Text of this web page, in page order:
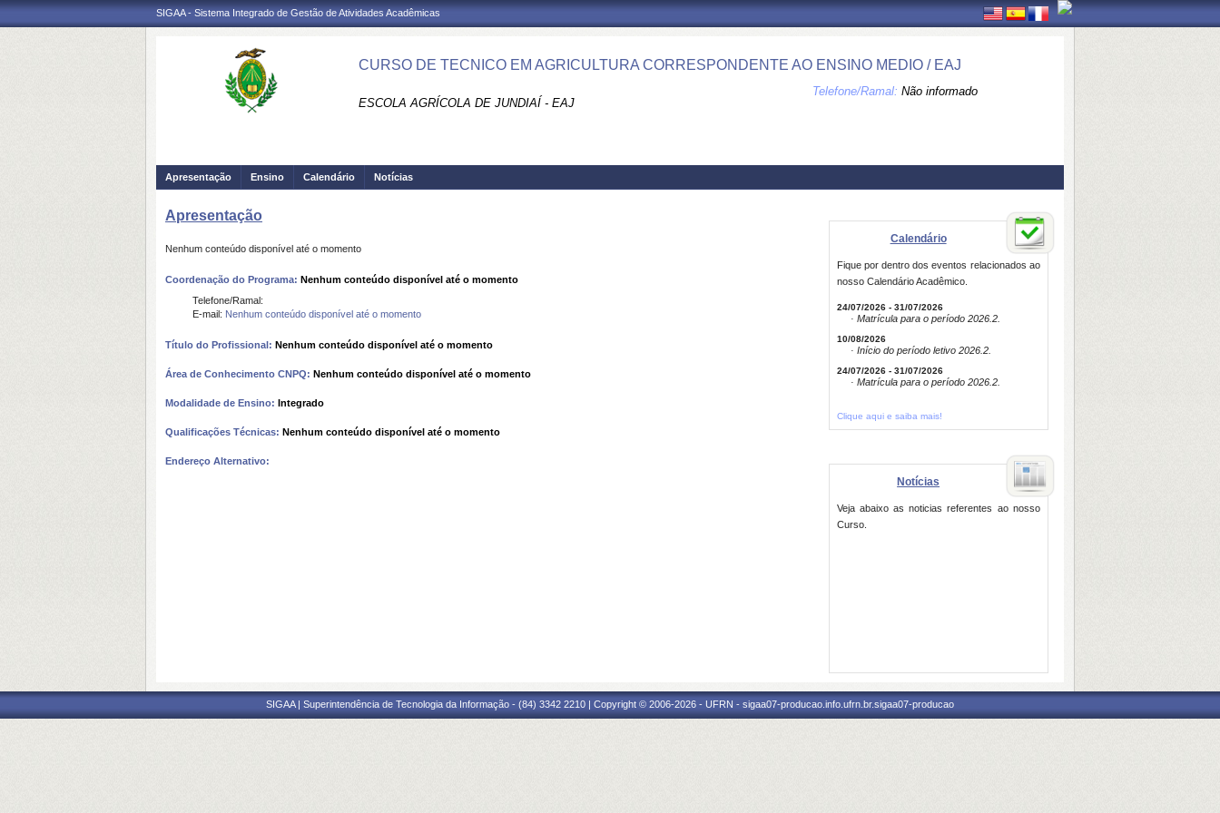
SIGAA - Sistema Integrado de Gestão de Atividades Acadêmicas
CURSO DE TECNICO EM AGRICULTURA CORRESPONDENTE AO ENSINO MEDIO / EAJ
ESCOLA AGRÍCOLA DE JUNDIAÍ - EAJ
Telefone/Ramal: Não informado
Apresentação Ensino Calendário Notícias
Apresentação
Nenhum conteúdo disponível até o momento
Coordenação do Programa: Nenhum conteúdo disponível até o momento
Telefone/Ramal:
E-mail: Nenhum conteúdo disponível até o momento
Título do Profissional: Nenhum conteúdo disponível até o momento
Área de Conhecimento CNPQ: Nenhum conteúdo disponível até o momento
Modalidade de Ensino: Integrado
Qualificações Técnicas: Nenhum conteúdo disponível até o momento
Endereço Alternativo:
Calendário
Fique por dentro dos eventos relacionados ao
nosso Calendário Acadêmico.
24/07/2026 - 31/07/2026
· Matrícula para o período 2026.2.
10/08/2026
· Início do período letivo 2026.2.
24/07/2026 - 31/07/2026
· Matrícula para o período 2026.2.
Clique aqui e saiba mais!
Notícias
Veja abaixo as noticias referentes ao nosso
Curso.
SIGAA | Superintendência de Tecnologia da Informação - (84) 3342 2210 | Copyright © 2006-2026 - UFRN - sigaa07-producao.info.ufrn.br.sigaa07-producao